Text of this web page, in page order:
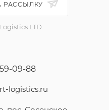
РАССЫЛКУ
LTD
09-88
logistics.ru